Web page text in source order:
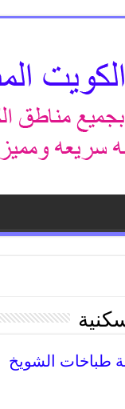
رقم فني صيانة طباخات الشويخ